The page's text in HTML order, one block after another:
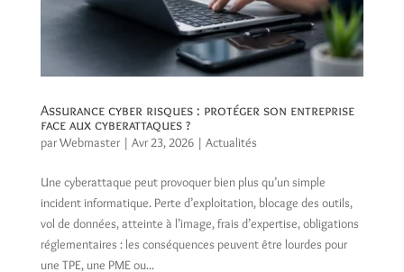
Assurance cyber risques : protéger son entreprise
face aux cyberattaques ?
parWebmaster| Avr 23, 2026| Actualités
Une cyberattaque peut provoquer bien plus qu’un simple
incident informatique. Perte d’exploitation, blocage des outils,
vol de données, atteinte à l’image, frais d’expertise, obligations
réglementaires : les conséquences peuvent être lourdes pour
une TPE, une PME ou...